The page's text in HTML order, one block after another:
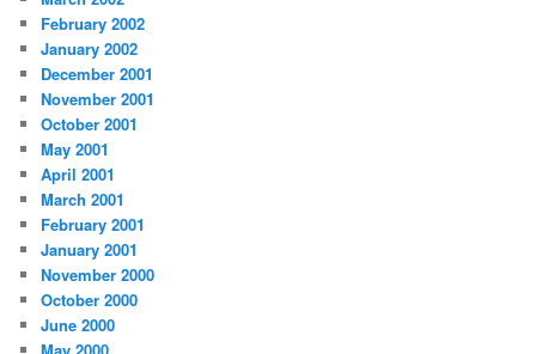
February 2002
January 2002
December 2001
November 2001
October 2001
May 2001
April 2001
March 2001
February 2001
January 2001
November 2000
October 2000
June 2000